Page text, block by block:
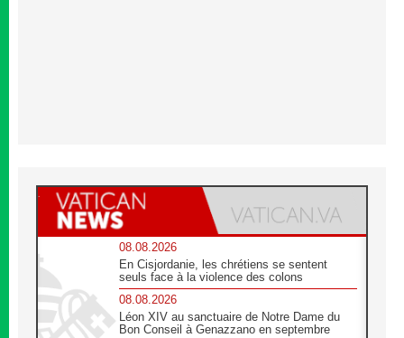
08.08.2026
En Cisjordanie, les chrétiens se sentent
seuls face à la violence des colons
08.08.2026
Léon XIV au sanctuaire de Notre Dame du
Bon Conseil à Genazzano en septembre